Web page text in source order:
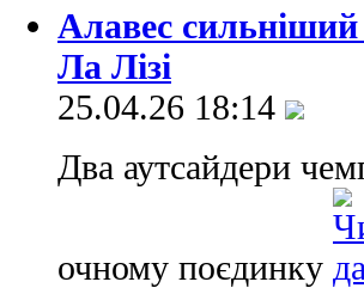
Алавес
Ла Лізі
25.04.26 18:14
Два аутсайдери
очному поєдинку